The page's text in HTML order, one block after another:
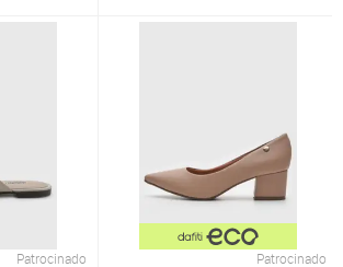
Patrocinado Patrocinado